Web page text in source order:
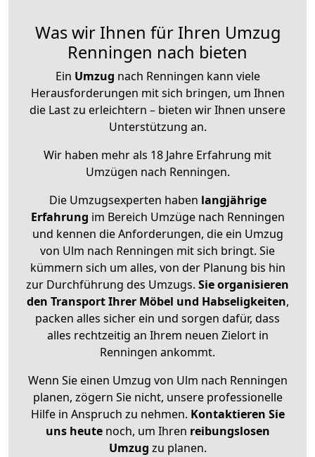
Was wir Ihnen für Ihren Umzug
Renningen nach bieten
Ein Umzug nach Renningen kann viele
Herausforderungen mit sich bringen, um Ihnen
die Last zu erleichtern – bieten wir Ihnen unsere
Unterstützung an.
Wir haben mehr als 18 Jahre Erfahrung mit
Umzügen nach Renningen.
Die Umzugsexperten haben langjährige
Erfahrung im Bereich Umzüge nach Renningen
und kennen die Anforderungen, die ein Umzug
von Ulm nach Renningen mit sich bringt. Sie
kümmern sich um alles, von der Planung bis hin
zur Durchführung des Umzugs. Sie organisieren
den Transport Ihrer Möbel und Habseligkeiten,
packen alles sicher ein und sorgen dafür, dass
alles rechtzeitig an Ihrem neuen Zielort in
Renningen ankommt.
Wenn Sie einen Umzug von Ulm nach Renningen
planen, zögern Sie nicht, unsere professionelle
Hilfe in Anspruch zu nehmen. Kontaktieren Sie
uns heutenoch, um Ihren reibungslosen
Umzug zu planen.